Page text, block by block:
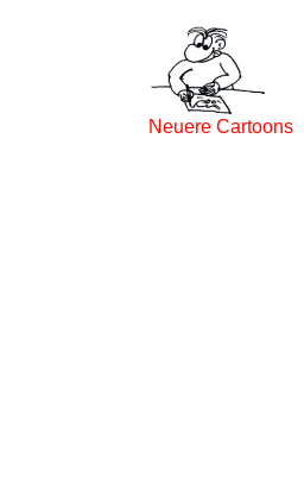
Neuere Cartoons